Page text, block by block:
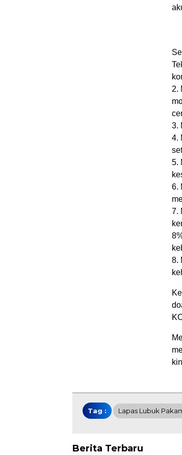
2.
3.
4.
5.
6.
7.
8.
Tag : Lapas Lubuk
Berita Terbaru